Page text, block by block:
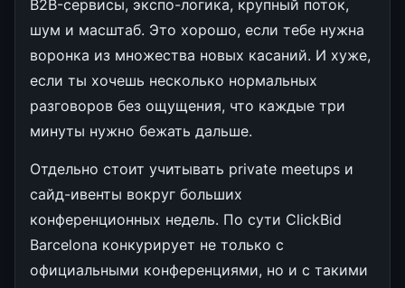
B2B-сервисы, экспо-логика, крупный поток,
шум и масштаб. Это хорошо, если тебе нужна
воронка из множества новых касаний. И хуже,
если ты хочешь несколько нормальных
разговоров без ощущения, что каждые три
минуты нужно бежать дальше.
Отдельно стоит учитывать private meetups и
сайд-ивенты вокруг больших
конференционных недель. По сути ClickBid
Barcelona конкурирует не только с
официальными конференциями, но и с такими